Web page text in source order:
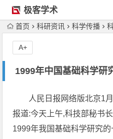
极客学术
首页 科研资讯 科学传播
1999年中国基础科学研
A+
人民日报网络版北京1
报道:今天上午,科技部秘书
1999年我国基础科学研究